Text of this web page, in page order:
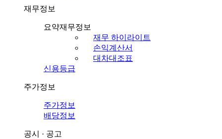
재무정보
요약재무정보
재무 하이라이트
손익계산서
대차대조표
신용등급
주가정보
주가정보
배당정보
공시 · 공고